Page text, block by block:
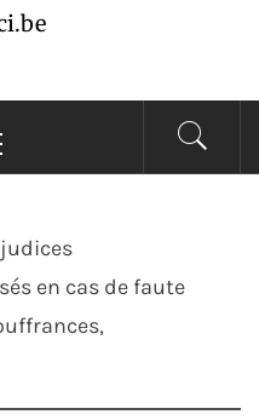
en cas de faute